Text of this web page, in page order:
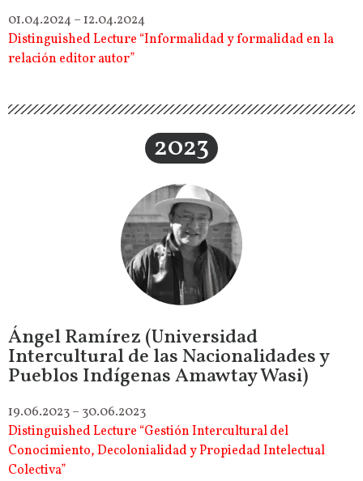
01.04.2024 – 12.04.2024
Distinguished Lecture “Informalidad y formalidad en la
relación editor autor”
2023
Ángel Ramírez (Universidad
Intercultural de las Nacionalidades y
Pueblos Indígenas Amawtay Wasi)
19.06.2023 – 30.06.2023
Distinguished Lecture “Gestión Intercultural del
Conocimiento, Decolonialidad y Propiedad Intelectual
Colectiva”